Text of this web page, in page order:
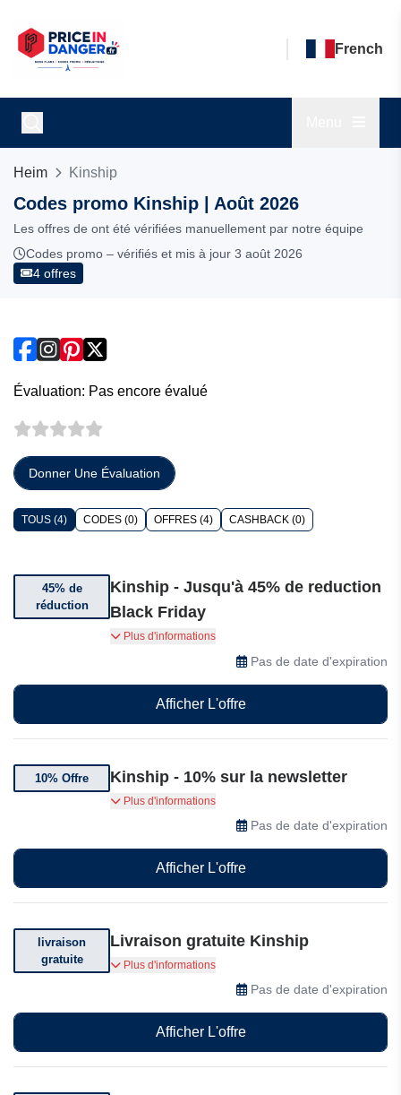
French
Heim Kinship
Codes promo Kinship | Août 2026
Les offres de ont été vérifiées manuellement par notre équipe
Codes promo – vérifiés et mis à jour 3 août 2026
4 offres
Évaluation: Pas encore évalué
Donner Une Évaluation
TOUS (4) CODES (0) OFFRES (4) CASHBACK (0)
45% de
réduction
Kinship - Jusqu'à 45% de reduction
Black Friday
Bénéficiez de jusqu'à 45% de réduction sur une
Plus d'informations
Pas de date d'expiration
Afficher L'offre
10% Offre Kinship - 10% sur la newsletter
Abonnez-vous et bénéficiez de 10% de
réduction sur votre première commande
Plus d'informations
Pas de date d'expiration
Afficher L'offre
livraison
gratuite
Livraison gratuite Kinship
Livraison gratuite sur votre commande.
Conditions générales applicables.
Plus d'informations
Pas de date d'expiration
Afficher L'offre